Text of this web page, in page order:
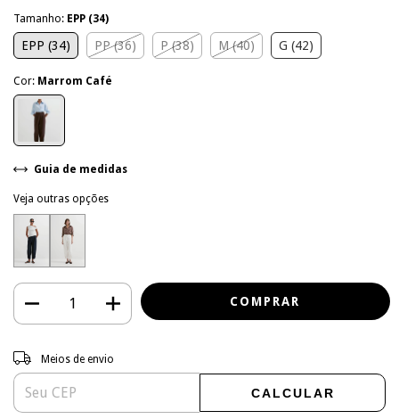
Tamanho: EPP (34)
EPP (34) PP (36) P (38) M (40) G (42)
Cor: Marrom Café
Guia de medidas
Veja outras opções
Entregas para o CEP:
Meios de envio
CALCULAR